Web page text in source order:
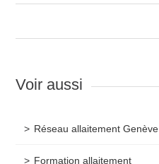
Voir aussi
Réseau allaitement Genève
Formation allaitement